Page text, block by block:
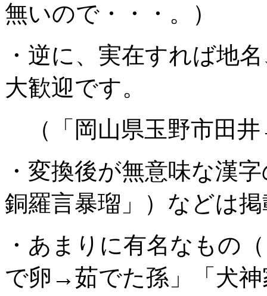
無いので・・・。）
・逆に、実在すれば地
大歓迎です。
（「岡山県玉野市田
・変換後が無意味な漢
銅羅言暴瑠」）などは
・あまりに有名なもの
で卵→茹でた孫」「犬